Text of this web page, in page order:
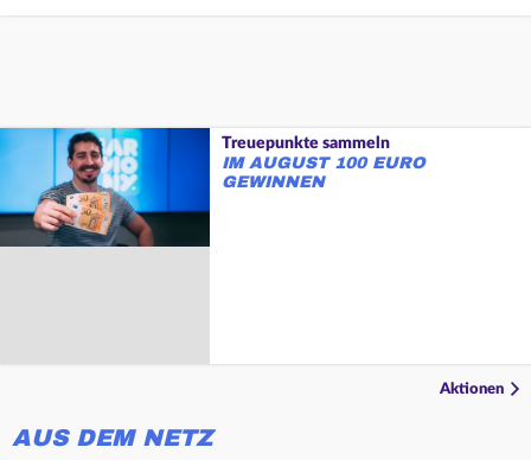
Treuepunkte sammeln
IM AUGUST 100 EURO
GEWINNEN
Aktionen
AUS DEM NETZ